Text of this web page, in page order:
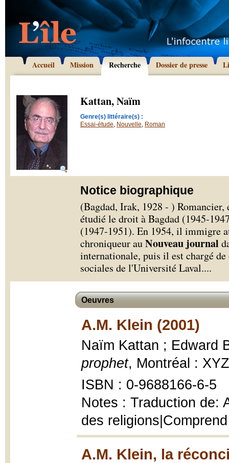
Accueil Mission Recherche Dossier de presse
Kattan, Naïm
Genre(s) littéraire(s) :
Essai-étude, Nouvelle, Roman
Notice biographique
(Bagdad, Irak, 1928 - )
étudié le droit à Bagdad (1945-
(1947-1951). En 1954, il immigre
chroniqueur auNouveau journal
internationale, puis il est chargé de
sociales de l'Université Laval....
Oeuvres
A.M. Klein (2001)
Naïm Kattan ; Edward
prophet, Montréal :
ISBN : 0-9688166-6-5
Notes : Traduction de:
des
A.M. Klein, la